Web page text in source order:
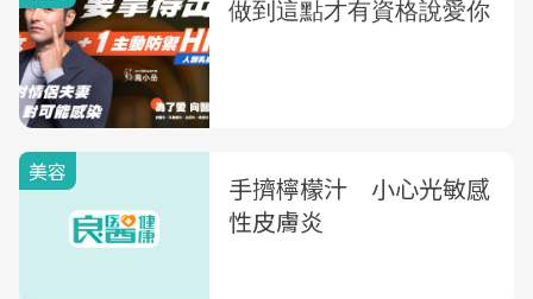
美容
手擠檸檬汁 小心光敏感
性皮膚炎